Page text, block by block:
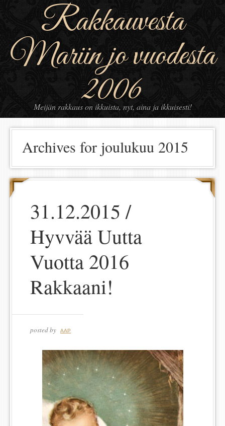
Rakkauvesta
Mariin jo vuodesta
2006
Meijän rakkaus on ikkuista, nyt, aina ja ikkuisesti!
Archives for joulukuu 2015
31.12.2015 /
Hyvvää Uutta
Vuotta 2016
Rakkaani!
posted by AAP